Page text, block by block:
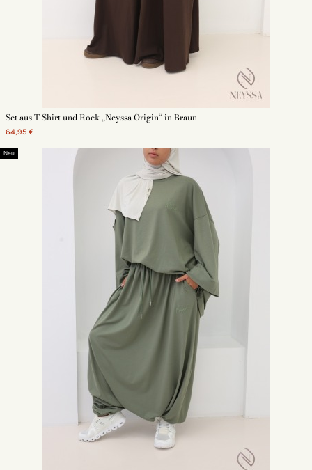
Set aus T-Shirt und Rock „Neyssa Origin“ in Braun
64,95 €
Neu